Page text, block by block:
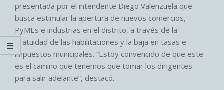
presentada por el intendente Diego Valenzuela que
busca estimular la apertura de nuevos comercios,
PyMEs e industrias en el distrito, a través de la
gratuidad de las habilitaciones y la baja en tasas e
impuestos municipales. “Estoy convencido de que este
es el camino que tenemos que tomar los dirigentes
para salir adelante”, destacó.